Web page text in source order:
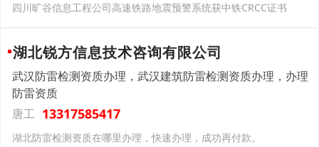
四川旷谷信息工程公司高速铁路地震预警系统获中铁CRCC证书
湖北锐方信息技术咨询有限公司
武汉防雷检测资质办理，武汉建筑防雷检测资质办理，办理
防雷资质
唐工 13317585417
湖北防雷检测资质在哪里办理，快速办理，成功再付款。